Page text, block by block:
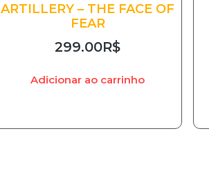
ARTILLERY – THE FACE OF
FEAR
299.00R$
Adicionar ao carrinho